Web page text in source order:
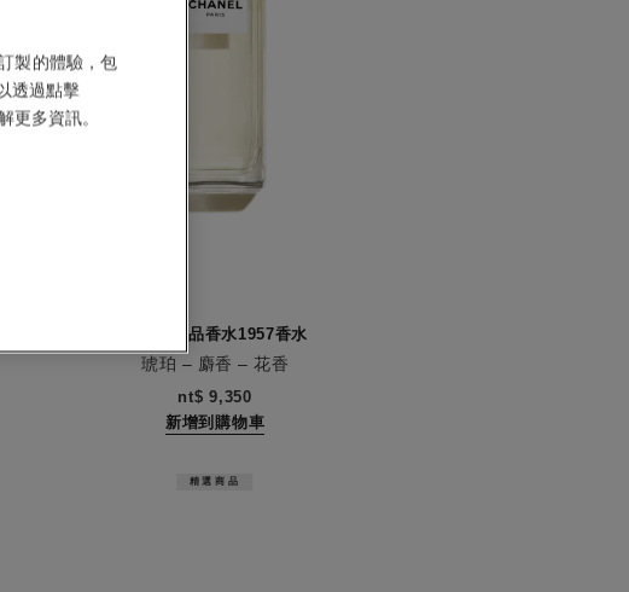
香奈兒精品香水1957香水
琥珀 – 麝香 – 花香
nt$ 9,350
新增到購物車
精選商品
製的體驗，包
透過點擊
更多資訊。